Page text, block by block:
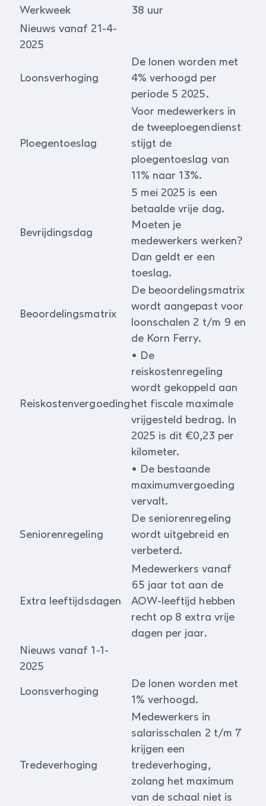
Werkweek
38 uur
Nieuws vanaf 21-4-
2025
Loonsverhoging
De lonen worden met
4% verhoogd per
periode 5 2025.
Ploegentoeslag
Voor medewerkers in
de tweeploegendienst
stijgt de
ploegentoeslag van
11% naar 13%.
Bevrijdingsdag
5 mei 2025 is een
betaalde vrije dag.
Moeten je
medewerkers werken?
Dan geldt er een
toeslag.
Beoordelingsmatrix
De beoordelingsmatrix
wordt aangepast voor
loonschalen 2 t/m 9 en
de Korn Ferry.
Reiskostenvergoeding
• De
reiskostenregeling
wordt gekoppeld aan
het fiscale maximale
vrijgesteld bedrag. In
2025 is dit €0,23 per
kilometer.
• De bestaande
maximumvergoeding
vervalt.
Seniorenregeling
De seniorenregeling
wordt uitgebreid en
verbeterd.
Extra leeftijdsdagen
Medewerkers vanaf
65 jaar tot aan de
AOW-leeftijd hebben
recht op 8 extra vrije
dagen per jaar.
Nieuws vanaf 1-1-
2025
Loonsverhoging
De lonen worden met
1% verhoogd.
Tredeverhoging
Medewerkers in
salarisschalen 2 t/m 7
krijgen een
tredeverhoging,
zolang het maximum
van de schaal niet is